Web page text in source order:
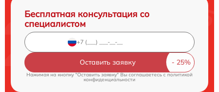
Бесплатная консультация со
специалистом
Оставить заявку
Нажимая на кнопку "Оставить заявку" Вы соглашаетесь cполитикой
конфиденциальности